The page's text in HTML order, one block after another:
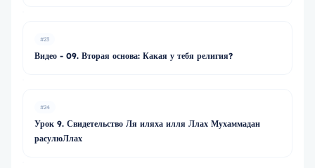
#23
Видео - 09. Вторая основа: Какая у тебя религия?
#24
Урок 9. Свидетельство Ля иляха илля Ллах Мухаммадан
расулюЛлах